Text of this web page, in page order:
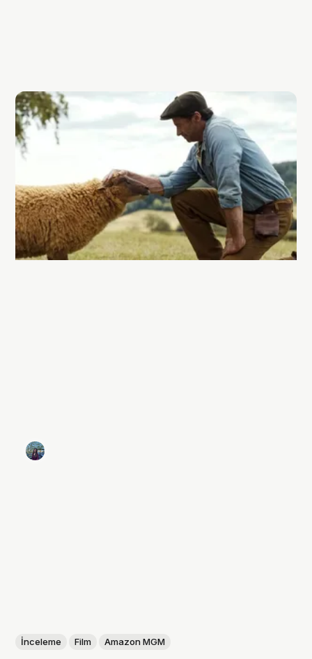
İnceleme Film Amazon MGM